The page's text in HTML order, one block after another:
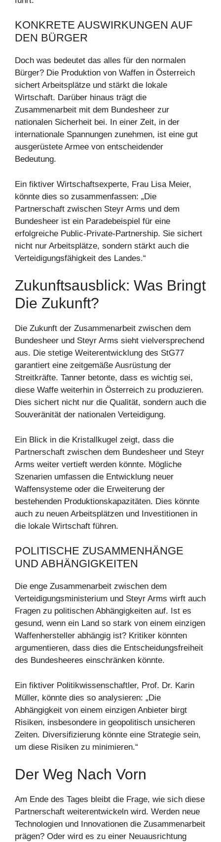
KONKRETE AUSWIRKUNGEN AUF
DEN BÜRGER
Doch was bedeutet das alles für den normalen
Bürger? Die Produktion von Waffen in Österreich
sichert Arbeitsplätze und stärkt die lokale
Wirtschaft. Darüber hinaus trägt die
Zusammenarbeit mit dem Bundesheer zur
nationalen Sicherheit bei. In einer Zeit, in der
internationale Spannungen zunehmen, ist eine gut
ausgerüstete Armee von entscheidender
Bedeutung.
Ein fiktiver Wirtschaftsexperte, Frau Lisa Meier,
könnte dies so zusammenfassen: „Die
Partnerschaft zwischen Steyr Arms und dem
Bundesheer ist ein Paradebeispiel für eine
erfolgreiche Public-Private-Partnership. Sie sichert
nicht nur Arbeitsplätze, sondern stärkt auch die
Verteidigungsfähigkeit des Landes.“
Zukunftsausblick: Was Bringt
Die Zukunft?
Die Zukunft der Zusammenarbeit zwischen dem
Bundesheer und Steyr Arms sieht vielversprechend
aus. Die stetige Weiterentwicklung des StG77
garantiert eine zeitgemäße Ausrüstung der
Streitkräfte. Tanner betonte, dass es wichtig sei,
diese Waffe weiterhin in Österreich zu produzieren.
Dies sichert nicht nur die Qualität, sondern auch die
Souveränität der nationalen Verteidigung.
Ein Blick in die Kristallkugel zeigt, dass die
Partnerschaft zwischen dem Bundesheer und Steyr
Arms weiter vertieft werden könnte. Mögliche
Szenarien umfassen die Entwicklung neuer
Waffensysteme oder die Erweiterung der
bestehenden Produktionskapazitäten. Dies könnte
auch zu neuen Arbeitsplätzen und Investitionen in
die lokale Wirtschaft führen.
POLITISCHE ZUSAMMENHÄNGE
UND ABHÄNGIGKEITEN
Die enge Zusammenarbeit zwischen dem
Verteidigungsministerium und Steyr Arms wirft auch
Fragen zu politischen Abhängigkeiten auf. Ist es
gesund, wenn ein Land so stark von einem einzigen
Waffenhersteller abhängig ist? Kritiker könnten
argumentieren, dass dies die Entscheidungsfreiheit
des Bundesheeres einschränken könnte.
Ein fiktiver Politikwissenschaftler, Prof. Dr. Karin
Müller, könnte dies so analysieren: „Die
Abhängigkeit von einem einzigen Anbieter birgt
Risiken, insbesondere in geopolitisch unsicheren
Zeiten. Diversifizierung könnte eine Strategie sein,
um diese Risiken zu minimieren.“
Der Weg Nach Vorn
Am Ende des Tages bleibt die Frage, wie sich diese
Partnerschaft weiterentwickeln wird. Werden neue
Technologien und Innovationen die Zusammenarbeit
prägen? Oder wird es zu einer Neuausrichtung